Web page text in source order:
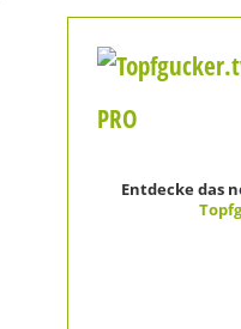
PRO
Entdecke das